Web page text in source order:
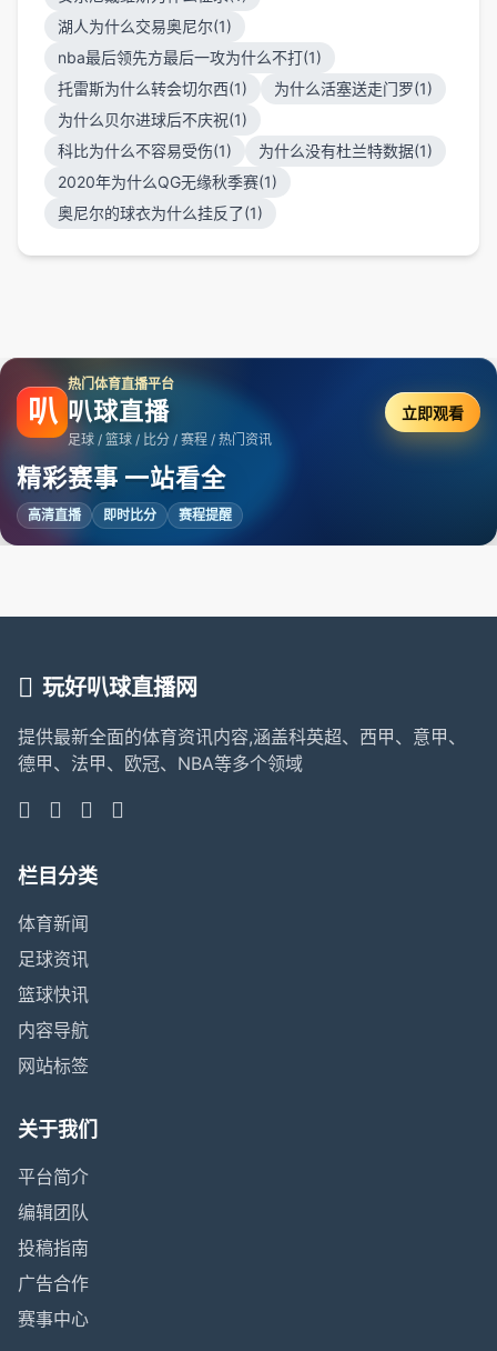
湖人为什么交易奥尼尔(1)
nba最后领先方最后一攻为什么不打(1)
托雷斯为什么转会切尔西(1)
为什么活塞送走门罗(1)
为什么贝尔进球后不庆祝(1)
科比为什么不容易受伤(1)
为什么没有杜兰特数据(1)
2020年为什么QG无缘秋季赛(1)
奥尼尔的球衣为什么挂反了(1)
叭
热门体育直播平台
叭球直播
足球 / 篮球 / 比分 / 赛程 / 热门资讯
精彩赛事 一站看全
高清直播 即时比分 赛程提醒
立即观看
玩好叭球直播网
提供最新全面的体育资讯内容,涵盖科英超、西甲、意甲、
德甲、法甲、欧冠、NBA等多个领域
栏目分类
体育新闻
足球资讯
篮球快讯
内容导航
网站标签
关于我们
平台简介
编辑团队
投稿指南
广告合作
赛事中心